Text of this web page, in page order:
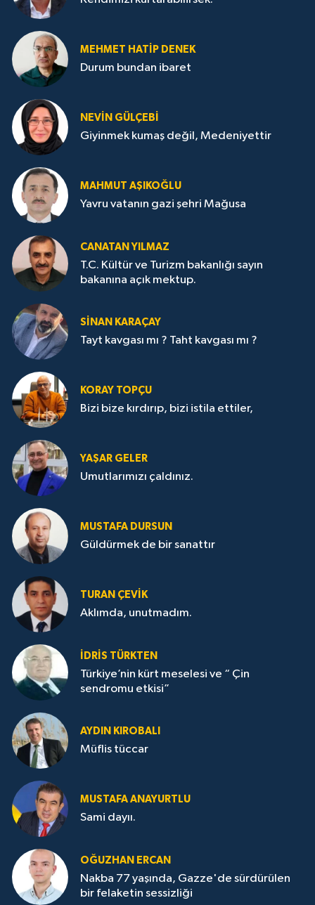
MEHMET HATİP DENEK
Durum bundan ibaret
NEVİN GÜLÇEBİ
Giyinmek kumaş değil, Medeniyettir
MAHMUT AŞIKOĞLU
Yavru vatanın gazi şehri Mağusa
CANATAN YILMAZ
T.C. Kültür ve Turizm bakanlığı sayın
bakanına açık mektup.
SİNAN KARAÇAY
Tayt kavgası mı ? Taht kavgası mı ?
KORAY TOPÇU
Bizi bize kırdırıp, bizi istila ettiler,
YAŞAR GELER
Umutlarımızı çaldınız.
MUSTAFA DURSUN
Güldürmek de bir sanattır
TURAN ÇEVİK
Aklımda, unutmadım.
İDRİS TÜRKTEN
Türkiye’nin kürt meselesi ve “ Çin
sendromu etkisi”
AYDIN KIROBALI
Müflis tüccar
MUSTAFA ANAYURTLU
Sami dayıı.
OĞUZHAN ERCAN
Nakba 77 yaşında, Gazze'de sürdürülen
bir felaketin sessizliği